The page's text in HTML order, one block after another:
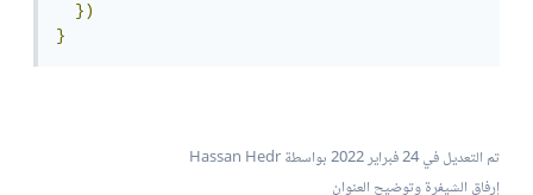
})
}
تم التعديل في24 فبراير 2022
بواسطة Hassan Hedr
إرفاق الشيفرة وتوضيح العنوان